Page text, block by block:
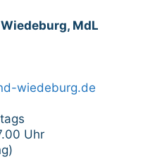
MdL
wiedeburg.de
Uhr